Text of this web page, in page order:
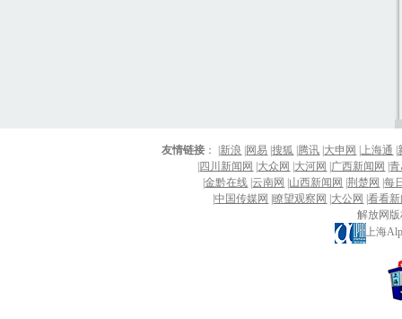
友情链接 ： | 新浪 网易 |搜狐 腾讯 大申网 |上海通
四川新闻网 大众网 大河网 广西新闻网 |
|金黔在线 |云南网 山西新闻网 |荆楚网 |每
|中国传媒网 |瞭望观察网 大公网 |看看
解放网
上海